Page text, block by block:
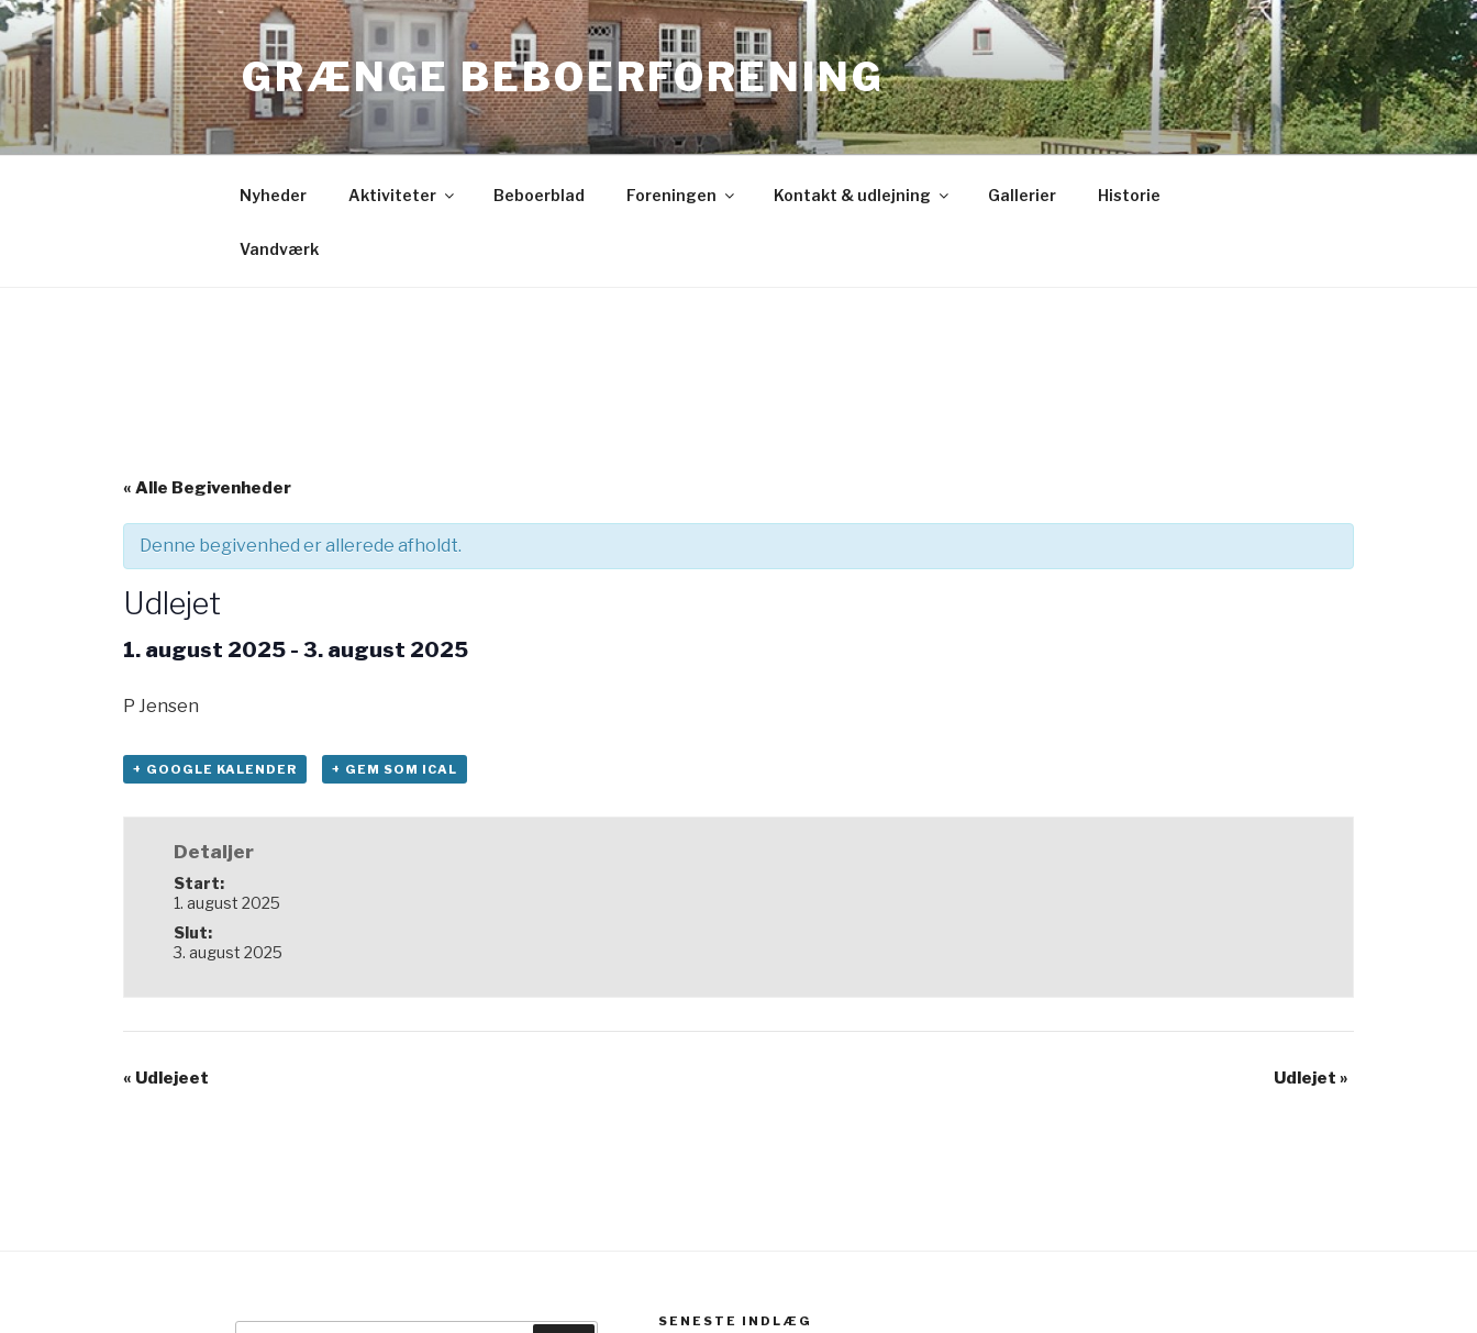
Videre
til
indhold
GRÆNGE BEBOERFORENING
Nyheder Aktiviteter Beboerblad Foreningen Kontakt & udlejning Gallerier Historie
Vandværk
« Alle Begivenheder
Denne begivenhed er allerede afholdt.
Udlejet
1. august 2025 - 3. august 2025
P Jensen
+ GOOGLE KALENDER + GEM SOM ICAL
Detaljer
Start:
1. august 2025
Slut:
3. august 2025
« Udlejeet Udlejet »
SENESTE INDLÆG